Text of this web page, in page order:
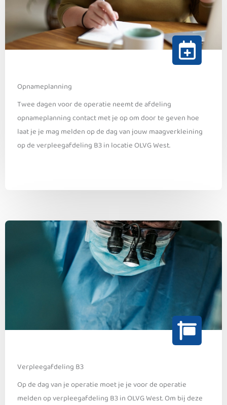
Opnameplanning
Twee dagen voor de operatie neemt de afdeling
opnameplanning contact met je op om door te geven hoe
laat je je mag melden op de dag van jouw maagverkleining
op de verpleegafdeling B3 in locatie OLVG West.
Verpleegafdeling B3
Op de dag van je operatie moet je je voor de operatie
melden op verpleegafdeling B3 in OLVG West. Om bij deze